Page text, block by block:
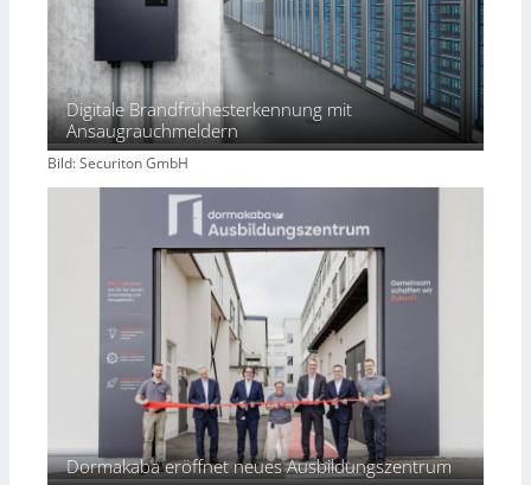
Digitale Brandfrühesterkennung mit
Ansaugrauchmeldern
Bild: Securiton GmbH
Dormakaba eröffnet neues Ausbildungszentrum